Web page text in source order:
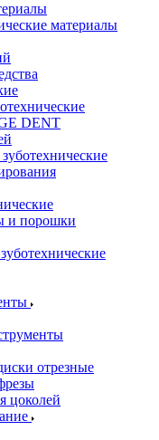
материалы
DENT
и порошки
отрезные
цоколей